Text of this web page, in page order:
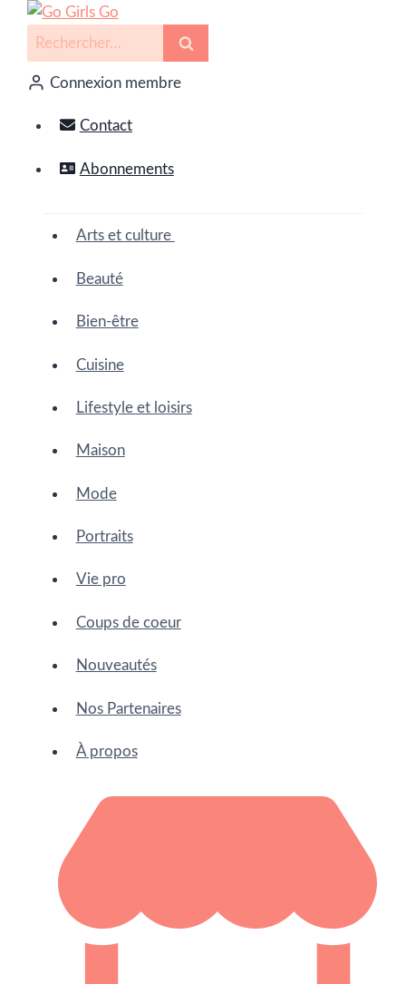
Connexion membre
Contact
Abonnements
Arts et culture
Beauté
Bien-être
Cuisine
Lifestyle et loisirs
Maison
Mode
Portraits
Vie pro
Coups de coeur
Nouveautés
Nos Partenaires
À propos